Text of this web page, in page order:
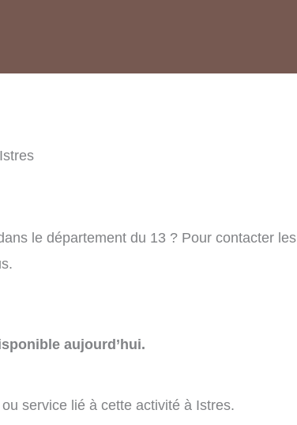
le département du 13 ? Pour contacter les
aujourd’hui.
service lié à cette activité à Istres.